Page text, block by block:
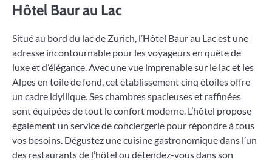
Hôtel Baur au Lac
Situé au bord du lac de Zurich, l’Hôtel Baur au Lac est une
adresse incontournable pour les voyageurs en quête de
luxe et d’élégance. Avec une vue imprenable sur le lac et les
Alpes en toile de fond, cet établissement cinq étoiles offre
un cadre idyllique. Ses chambres spacieuses et raffinées
sont équipées de tout le confort moderne. L’hôtel propose
également un service de conciergerie pour répondre à tous
vos besoins. Dégustez une cuisine gastronomique dans l’un
des restaurants de l’hôtel ou détendez-vous dans son